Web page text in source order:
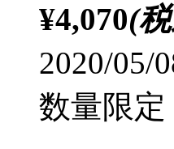
¥4,070(
2020/05/
数量限定